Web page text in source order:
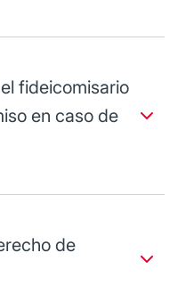
fideicomisario
en caso de
de